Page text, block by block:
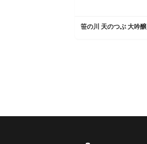
笹の川 天のつぶ 大吟醸